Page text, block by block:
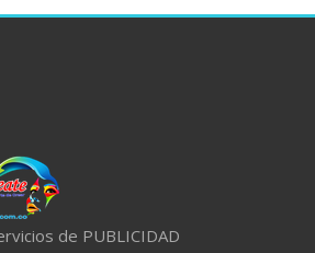
de PUBLICIDAD